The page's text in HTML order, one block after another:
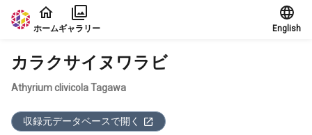
本文に飛ぶ
ホームギャラリー English
カラクサイヌワラビ
Athyrium clivicola Tagawa
収録元データベースで開く